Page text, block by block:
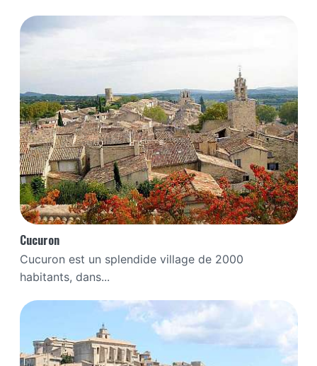
Cucuron
Cucuron est un splendide village de 2000
habitants, dans...